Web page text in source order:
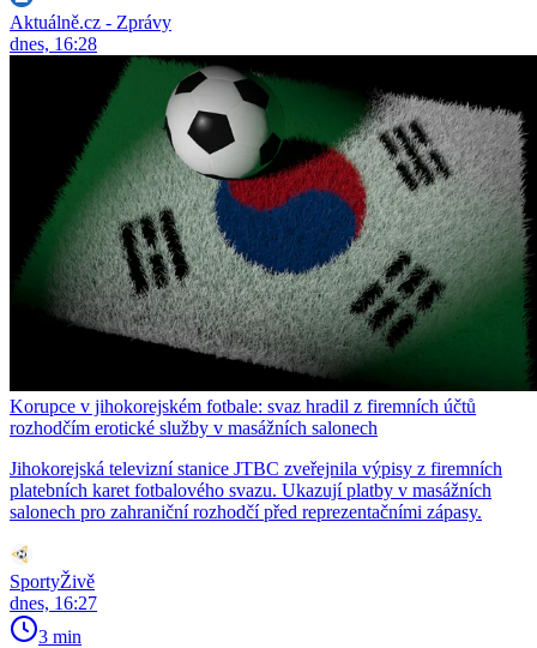
Aktuálně.cz - Zprávy
dnes, 16:28
Korupce v jihokorejském fotbale: svaz hradil z firemních účtů
rozhodčím erotické služby v masážních salonech
Jihokorejská televizní stanice JTBC zveřejnila výpisy z firemních
platebních karet fotbalového svazu. Ukazují platby v masážních
salonech pro zahraniční rozhodčí před reprezentačními zápasy.
SportyŽivě
dnes, 16:27
3 min